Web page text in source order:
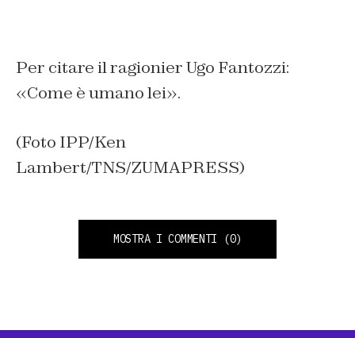
Per citare il ragionier Ugo Fantozzi:
«Come è umano lei».
(Foto IPP/Ken
Lambert/TNS/ZUMAPRESS)
MOSTRA I COMMENTI (0)